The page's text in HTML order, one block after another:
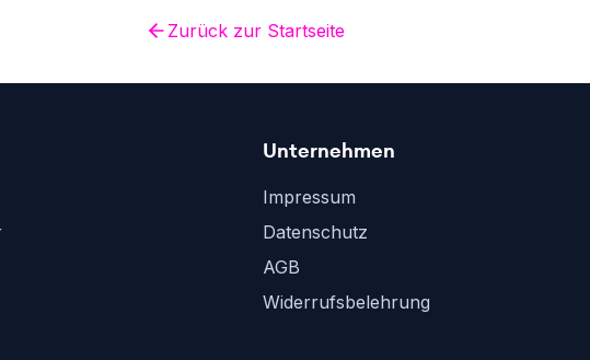
Zurück zur Startseite
Unternehmen
Impressum
Datenschutz
AGB
Widerrufsbelehrung